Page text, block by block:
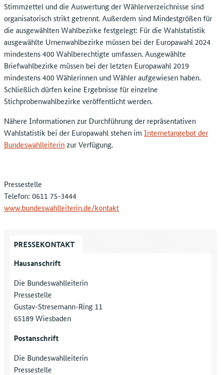
Stimmzettel und die Auswertung der Wählerverzeichnisse sind
organisatorisch strikt getrennt. Außerdem sind Mindestgrößen für
die ausgewählten Wahlbezirke festgelegt: Für die Wahlstatistik
ausgewählte Urnenwahlbezirke müssen bei der Europawahl 2024
mindestens 400 Wahlberechtigte umfassen. Ausgewählte
Briefwahlbezirke müssen bei der letzten Europawahl 2019
mindestens 400 Wählerinnen und Wähler aufgewiesen haben.
Schließlich dürfen keine Ergebnisse für einzelne
Stichprobenwahlbezirke veröffentlicht werden.
Nähere Informationen zur Durchführung der repräsentativen
Wahlstatistik bei der Europawahl stehen im Internetangebot der
Bundeswahlleiterinzur Verfügung.
Pressestelle
Telefon: 0611 75-3444
www.bundeswahlleiterin.de/kontakt
PRESSEKONTAKT
Hausanschrift
Die Bundeswahlleiterin
Pressestelle
Gustav-Stresemann-Ring 11
65189 Wiesbaden
Postanschrift
Die Bundeswahlleiterin
Pressestelle